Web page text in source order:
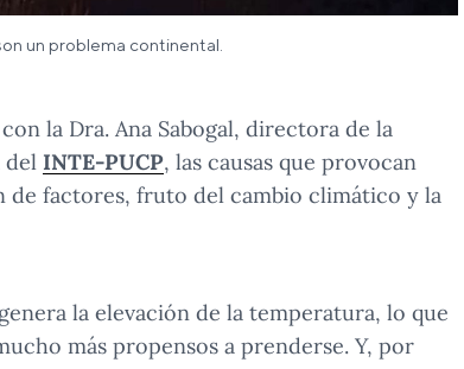
un problema continental.
la Dra. Ana Sabogal, directora de la
del INTE-PUCP, las causas que provocan
de factores, fruto del cambio climático y la
la elevación de la temperatura, lo que
más propensos a prenderse. Y, por